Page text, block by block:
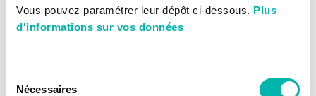
Vous pouvez paramétrer leur dépôt ci-dessous. Plus
d'informations sur vos données
Nécessaires